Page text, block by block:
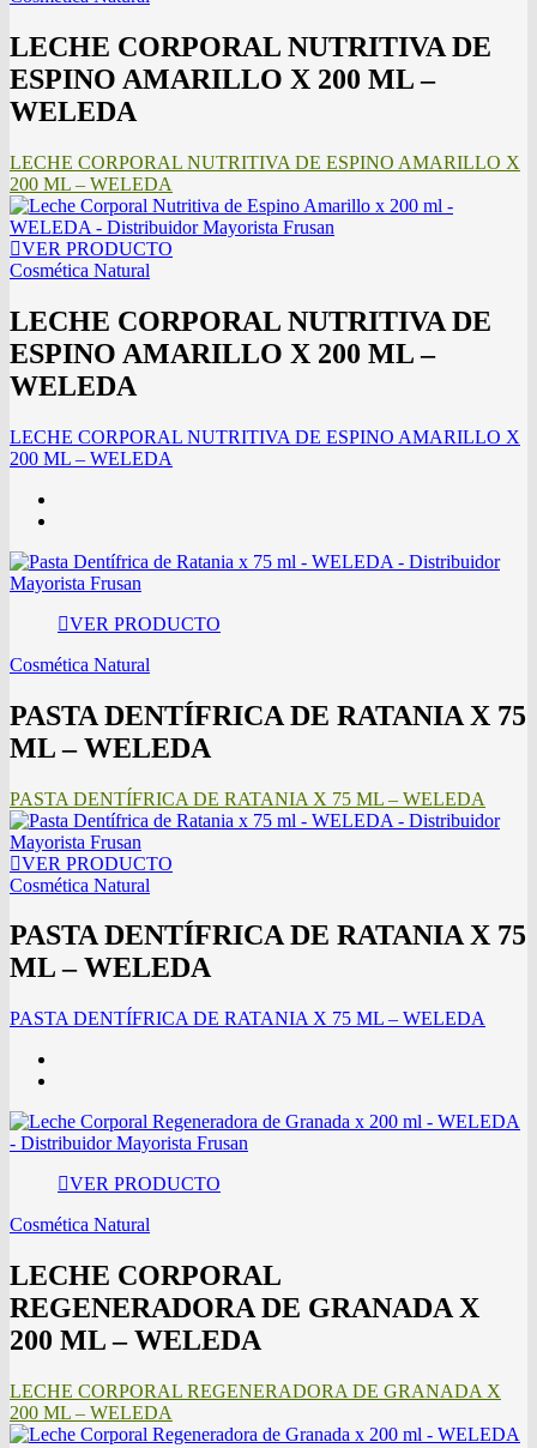
LECHE CORPORAL NUTRITIVA DE
ESPINO AMARILLO X 200 ML –
WELEDA
LECHE CORPORAL NUTRITIVA DE ESPINO AMARILLO X
200 ML – WELEDA
VER PRODUCTO
Cosmética Natural
LECHE CORPORAL NUTRITIVA DE
ESPINO AMARILLO X 200 ML –
WELEDA
LECHE CORPORAL NUTRITIVA DE ESPINO AMARILLO X
200 ML – WELEDA
VER PRODUCTO
Cosmética Natural
PASTA DENTÍFRICA DE RATANIA X 75
ML – WELEDA
PASTA DENTÍFRICA DE RATANIA X 75 ML – WELEDA
VER PRODUCTO
Cosmética Natural
PASTA DENTÍFRICA DE RATANIA X 75
ML – WELEDA
PASTA DENTÍFRICA DE RATANIA X 75 ML – WELEDA
VER PRODUCTO
Cosmética Natural
LECHE CORPORAL
REGENERADORA DE GRANADA X
200 ML – WELEDA
LECHE CORPORAL REGENERADORA DE GRANADA X
200 ML – WELEDA